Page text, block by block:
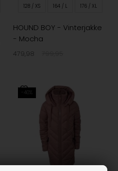
128 / XS 164 / L 176 / XL
HOUND BOY - Vinterjakke
- Mocha
479,98
-40%